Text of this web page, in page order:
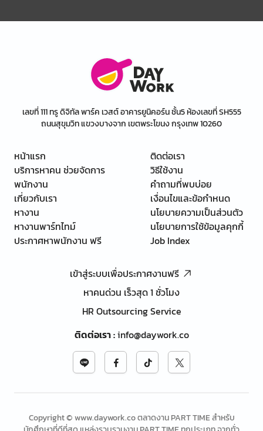
เลขที่ 111 ทรู ดิจิทัล พาร์ค เวสต์ อาคารยูนิคอร์น ชั้น5 ห้องเลขที่ SH555
ถนนสุขุมวิท แขวงบางจาก เขตพระโขนง กรุงเทพ 10260
หน้าแรก
บริการหาคน ช่วยจัดการ
พนักงาน
เกี่ยวกับเรา
หางาน
หางานพาร์ทไทม์
ประกาศหาพนักงาน ฟรี
ติดต่อเรา
วิธีใช้งาน
คำถามที่พบบ่อย
เงื่อนไขและข้อกำหนด
นโยบายความเป็นส่วนตัว
นโยบายการใช้ข้อมูลคุกกี้
Job Index
เข้าสู่ระบบเพื่อประกาศงานฟรี
หาคนด่วน เร็วสุด 1 ชั่วโมง
HR Outsourcing Service
ติดต่อเรา:info@daywork.co
Copyright © www.daywork.co ตลาดงาน PART TIME สำหรับ